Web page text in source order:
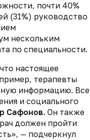
почти 40%
(31%) руководство
нескольким
по специальности.
настоящее
терапевты
информацию. Все
и социального
Сафонов. Он также
должен пройти
— подчеркнул